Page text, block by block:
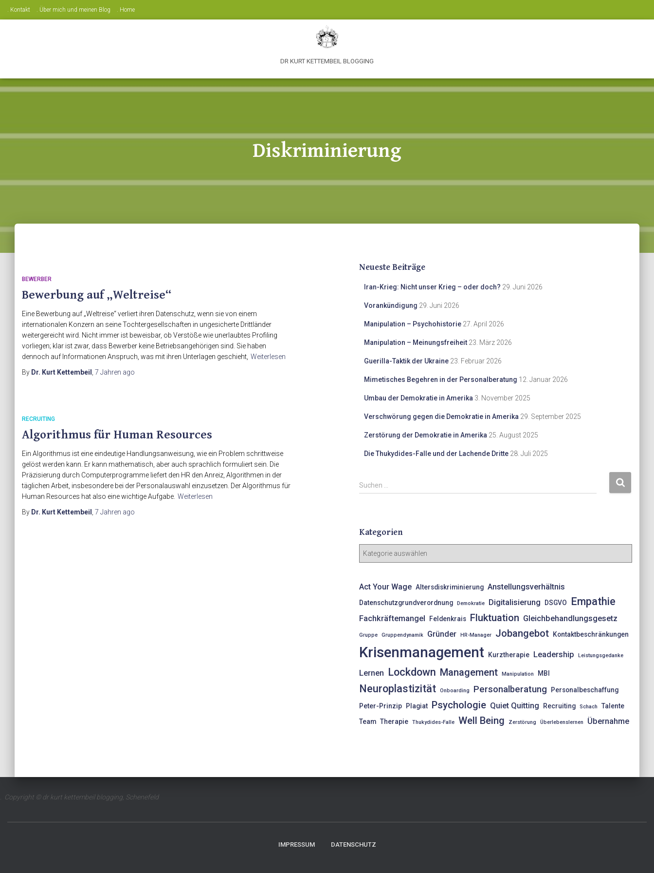
. Kontakt . Über mich und meinen Blog . Home
DR KURT KETTEMBEIL BLOGGING
Diskriminierung
BEWERBER
Bewerbung auf „Weltreise“
Eine Bewerbung auf „Weltreise“ verliert ihren Datenschutz, wenn sie von einem
internationalen Konzern an seine Tochtergesellschaften in ungesicherte Drittländer
weitergereicht wird. Nicht immer ist beweisbar, ob Verstöße wie unerlaubtes Profiling
vorliegen; klar ist zwar, dass Bewerber keine Betriebsangehörigen sind. Sie haben
dennoch auf Informationen Anspruch, was mit ihren Unterlagen geschieht, Weiterlesen
By Dr. Kurt Kettembeil 7 Jahren ago
RECRUITING
Algorithmus für Human Resources
Ein Algorithmus ist eine eindeutige Handlungsanweisung, wie ein Problem schrittweise
gelöst werden kann. Er kann mathematisch, aber auch sprachlich formuliert sein. Die
Präzisierung durch Computerprogramme liefert den HR den Anreiz, Algorithmen in der
täglichen Arbeit, insbesondere bei der Personalauswahl einzusetzen. Der Algorithmus für
Human Resources hat also eine wichtige Aufgabe. Weiterlesen
By Dr. Kurt Kettembeil 7 Jahren ago
Neueste Beiträge
Iran-Krieg: Nicht unser Krieg – oder doch? 29. Juni 2026
Vorankündigung 29. Juni 2026
Manipulation – Psychohistorie 27. April 2026
Manipulation – Meinungsfreiheit 23. März 2026
Guerilla-Taktik der Ukraine 23. Februar 2026
Mimetisches Begehren in der Personalberatung 12. Januar 2026
Umbau der Demokratie in Amerika 3. November 2025
Verschwörung gegen die Demokratie in Amerika 29. September 2025
Zerstörung der Demokratie in Amerika 25. August 2025
Die Thukydides-Falle und der Lachende Dritte 28. Juli 2025
S
u
n
n
:
Suchen …
Kategorien
g
o
e
n
Act Your Wage Altersdiskriminierung Anstellungsverhältnis
Datenschutzgrundverordnung Demokratie Digitalisierung DSGVO Empathie
Fachkräftemangel Feldenkrais Fluktuation Gleichbehandlungsgesetz
Gruppe Gruppendynamik Gründer HR-Manager Jobangebot Kontaktbeschränkungen
Krisenmanagement Kurztherapie Leadership Leistungsgedanke
Lernen Lockdown Management Manipulation MBI
Neuroplastizität Onboarding Personalberatung Personalbeschaffung
Peter-Prinzip Plagiat Psychologie Quiet Quitting Recruiting Schach
Talente
Team Therapie Thukydides-Falle Well Being Zerstörung Überlebenslernen Übernahme
. Copyright © dr kurt kettembeil blogging, Schenefeld
IMPRESSUM DATENSCHUTZ